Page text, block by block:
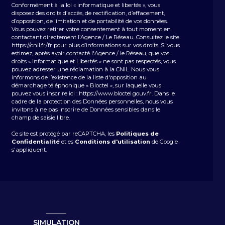
Conformément à la loi « informatique et libertés », vous
disposez des droits d’accès, de rectification, d’effacement,
d’opposition, de limitation et de portabilité de vos données.
Vous pouvez retirer votre consentement à tout moment en
contactant directement l’Agence / Le Réseau. Consultez le site
https://cnil.fr/fr pour plus d’informations sur vos droits. Si vous
estimez, après avoir contacté l'Agence / le Réseau, que vos
droits « Informatique et Libertés » ne sont pas respectés, vous
pouvez adresser une réclamation à la CNIL. Nous vous
informons de l’existence de la liste d'opposition au
démarchage téléphonique « Bloctel », sur laquelle vous
pouvez vous inscrire ici : https://www.bloctel.gouv.fr . Dans le
cadre de la protection des Données personnelles, nous vous
invitons à ne pas inscrire de Données sensibles dans le
champ de saisie libre.
Ce site est protégé par reCAPTCHA, les Politiques de
Confidentialitéet es Conditions d'utilisation de Google
s'appliquent.
SIMULATION